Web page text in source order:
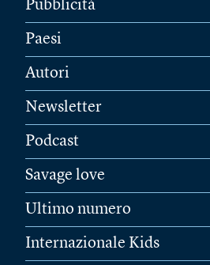
Pubblicità
Paesi
Autori
Newsletter
Podcast
Savage love
Ultimo numero
Internazionale Kids